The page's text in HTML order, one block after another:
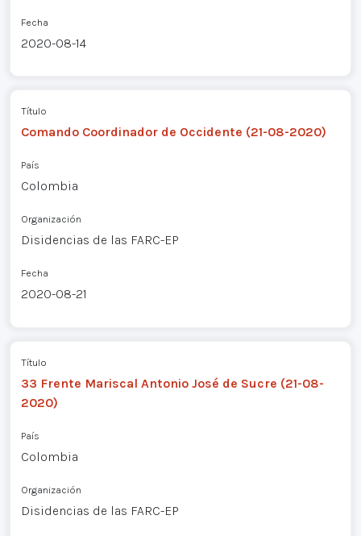
Fecha
2020-08-14
Título
Comando Coordinador de Occidente (21-08-2020)
País
Colombia
Organización
Disidencias de las FARC-EP
Fecha
2020-08-21
Título
33 Frente Mariscal Antonio José de Sucre (21-08-
2020)
País
Colombia
Organización
Disidencias de las FARC-EP